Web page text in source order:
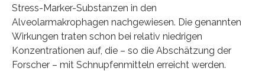
Stress-Marker-Substanzen in den
Alveolarmakrophagen nachgewiesen. Die genannten
Wirkungen traten schon bei relativ niedrigen
Konzentrationen auf, die – so die Abschätzung der
Forscher – mit Schnupfenmitteln erreicht werden.